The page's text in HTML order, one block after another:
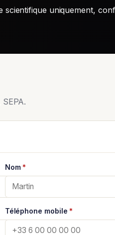
uniquement,
Nom*
Téléphone mobile*